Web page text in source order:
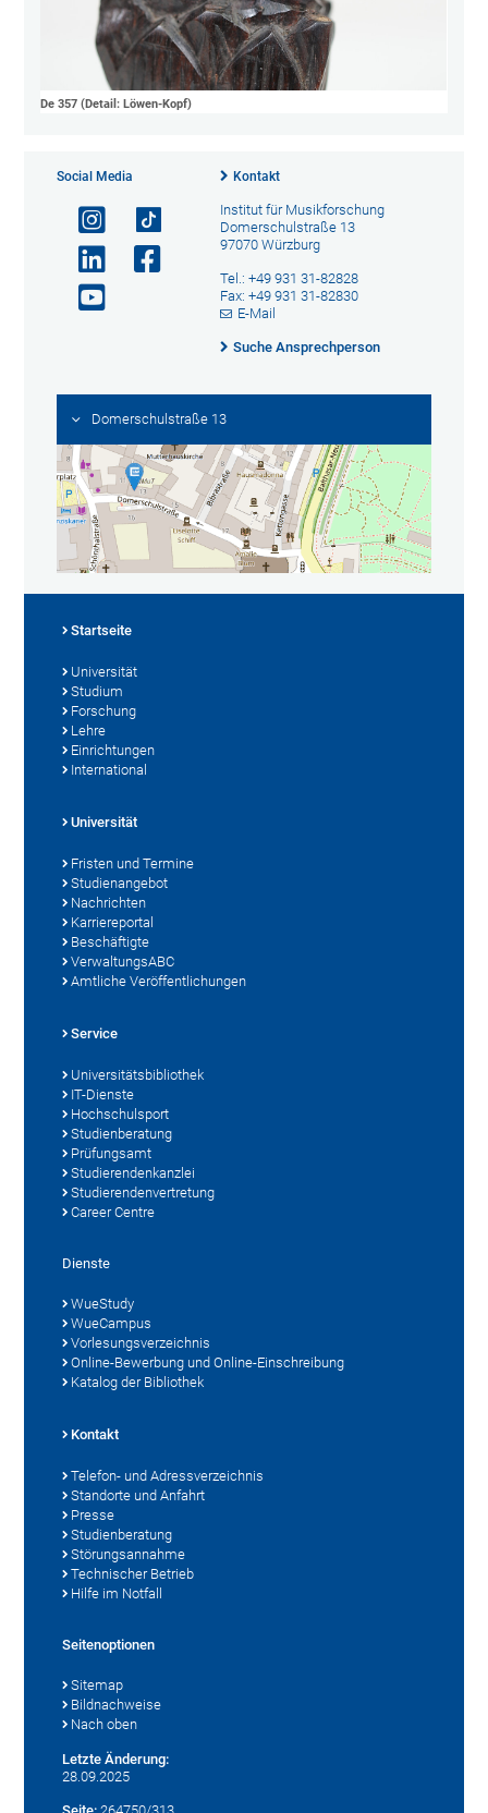
De 357 (Detail: Löwen-Kopf)
Social Media Kontakt
Institut für Musikforschung
Domerschulstraße 13
97070 Würzburg
Tel.: +49 931 31-82828
Fax: +49 931 31-82830
E-Mail
Suche Ansprechperson
Domerschulstraße 13
Startseite
Universität
Studium
Forschung
Lehre
Einrichtungen
International
Universität
Fristen und Termine
Studienangebot
Nachrichten
Karriereportal
Beschäftigte
VerwaltungsABC
Amtliche Veröffentlichungen
Service
Universitätsbibliothek
IT-Dienste
Hochschulsport
Studienberatung
Prüfungsamt
Studierendenkanzlei
Studierendenvertretung
Career Centre
Dienste
WueStudy
WueCampus
Vorlesungsverzeichnis
Online-Bewerbung und Online-Einschreibung
Katalog der Bibliothek
Kontakt
Telefon- und Adressverzeichnis
Standorte und Anfahrt
Presse
Studienberatung
Störungsannahme
Technischer Betrieb
Hilfe im Notfall
Seitenoptionen
Sitemap
Bildnachweise
Nach oben
Letzte Änderung:
28.09.2025